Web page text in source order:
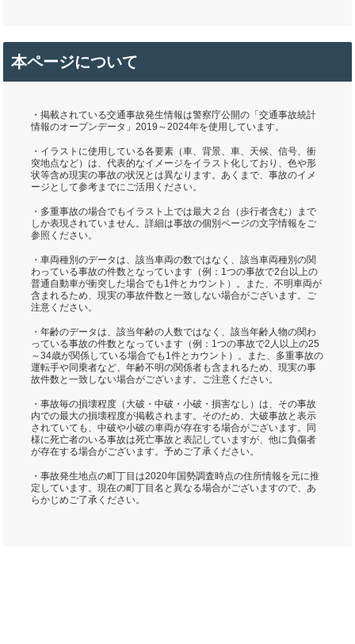
本ページについて
・掲載されている交通事故発生情報は警察庁公開の「交通事故統計
情報のオープンデータ」2019～2024年を使用しています。
・イラストに使用している各要素（車、背景、車、天候、信号、衝
突地点など）は、代表的なイメージをイラスト化しており、色や形
状等含め現実の事故の状況とは異なります。あくまで、事故のイメ
ージとして参考までにご活用ください。
・多重事故の場合でもイラスト上では最大２台（歩行者含む）まで
しか表現されていません。詳細は事故の個別ページの文字情報をご
参照ください。
・車両種別のデータは、該当車両の数ではなく、該当車両種別の関
わっている事故の件数となっています（例：1つの事故で2台以上の
普通自動車が衝突した場合でも1件とカウント）。また、不明車両が
含まれるため、現実の事故件数と一致しない場合がございます。ご
注意ください。
・年齢のデータは、該当年齢の人数ではなく、該当年齢人物の関わ
っている事故の件数となっています（例：1つの事故で2人以上の25
～34歳が関係している場合でも1件とカウント）。また、多重事故の
運転手や同乗者など、年齢不明の関係者も含まれるため、現実の事
故件数と一致しない場合がございます。ご注意ください。
・事故毎の損壊程度（大破・中破・小破・損害なし）は、その事故
内での最大の損壊程度が掲載されます。そのため、大破事故と表示
されていても、中破や小破の車両が存在する場合がございます。同
様に死亡者のいる事故は死亡事故と表記していますが、他に負傷者
が存在する場合がございます。予めご了承ください。
・事故発生地点の町丁目は2020年国勢調査時点の住所情報を元に推
定しています。現在の町丁目名と異なる場合がございますので、あ
らかじめご了承ください。